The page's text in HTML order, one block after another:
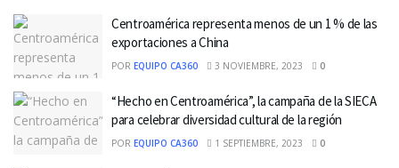
Centroamérica representa menos de un 1 % de las
exportaciones a China
POR EQUIPO CA360 3 NOVIEMBRE, 2023 0
“Hecho en Centroamérica”, la campaña de la SIECA
para celebrar diversidad cultural de la región
POR EQUIPO CA360 1 SEPTIEMBRE, 2023 0